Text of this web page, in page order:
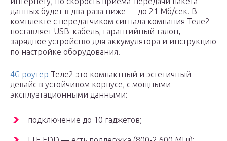
данных будет в два раза ниже — до 21 Мб/сек. В
комплекте с передатчиком сигнала компания Теле2
поставляет USB-кабель, гарантийный талон,
зарядное устройство для аккумулятора и инструкцию
по настройке оборудования.
4G роутер Теле2 это компактный и эстетичный
девайс в устойчивом корпусе, с мощными
эксплуатационными данными:
подключение до 10 гаджетов;